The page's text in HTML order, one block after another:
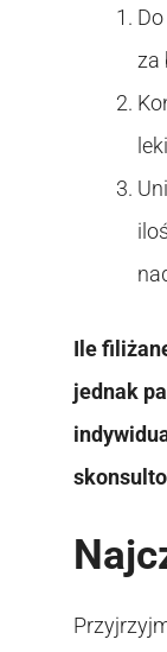
za
Ile
jednak